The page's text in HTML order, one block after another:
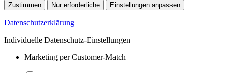
Zustimmen Nur erforderliche Einstellungen anpassen
Datenschutzerklärung
Individuelle Datenschutz-Einstellungen
Marketing per Customer-Match